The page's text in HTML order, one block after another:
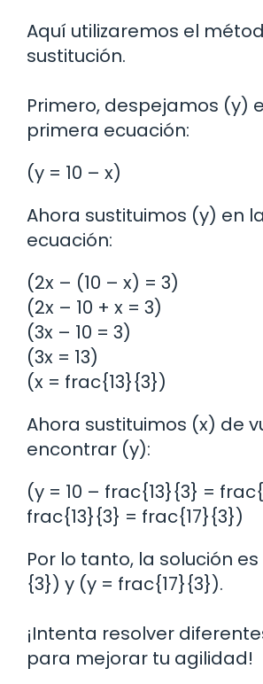
Aquí utilizaremos el
sustitución.
Primero, despejamos (y)
primera ecuación:
(y = 10 – x)
Ahora sustituimos (y) en
ecuación:
(2x – (10 – x) = 3)
(2x – 10 + x = 3)
(3x – 10 = 3)
(3x = 13)
(x = frac{13}{3})
Ahora sustituimos (x) de
encontrar (y):
(y = 10 – frac{13}{3} =
frac{13}{3} = frac{17}{3})
Por lo tanto, la solución
{3}) y (y = frac{17}{3}).
¡Intenta resolver
para mejorar tu agilidad!